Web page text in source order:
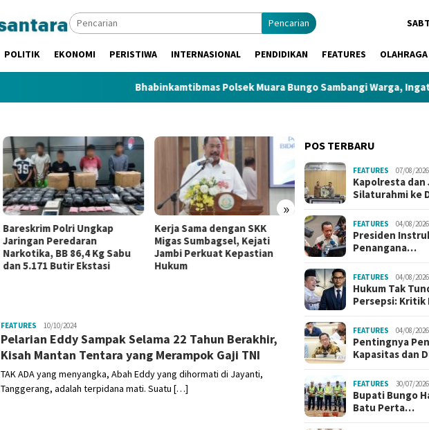
Pencarian
POLITIK EKONOMI PERISTIWA INTERNASIONAL PENDIDIKAN FEATURES OLAHRAGA
Bhabinkamtibmas Polsek Muara Bungo Sambangi Warga, Ingatkan
»
Bareskrim Polri Ungkap
Jaringan Peredaran
Narkotika, BB 86,4 Kg Sabu
dan 5.171 Butir Ekstasi
Kerja Sama dengan SKK
Migas Sumbagsel, Kejati
Jambi Perkuat Kepastian
Hukum
Gerbong Mutasi Kejaksaan
Bergerak: Aspidsus Kejati
Sumsel, Kajari Palembang,
dan Muba Resmi Berganti
FEATURES Admin
10/10/2024
Pelarian Eddy Sampak Selama 22 Tahun Berakhir,
Kisah Mantan Tentara yang Merampok Gaji TNI
TAK ADA yang menyangka, Abah Eddy yang dihormati di Jayanti,
Tanggerang, adalah terpidana mati. Suatu […]
POS TERBARU
FEATURES 07/08/2026
Kapolresta dan
Silaturahmi ke
FEATURES 04/08/2026
Presiden
Penangana…
FEATURES 04/08/2026
Hukum Tak
Persepsi:
FEATURES 04/08/2026
Pentingnya
Kapasitas dan
FEATURES 30/07/2026
Bupati Bungo
Batu Perta…